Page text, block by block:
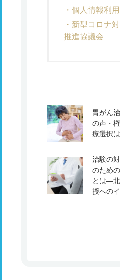
個人情報利
新型コロナ
推進協議会
胃がん
の声・
療選択
治験の
のため
とは―
授への